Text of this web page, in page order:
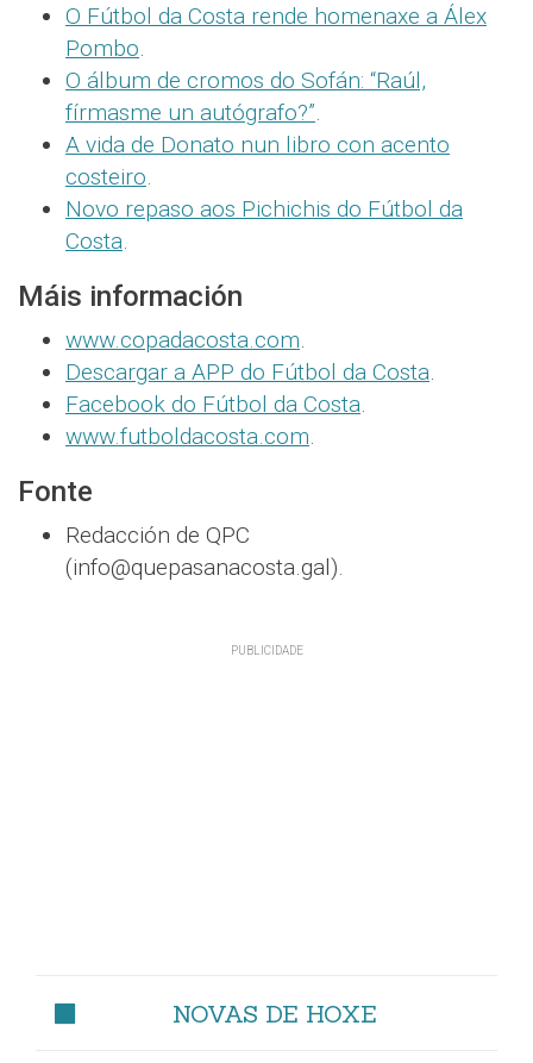
O Fútbol da Costa rende homenaxe a Álex
Pombo
O álbum de cromos do Sofán: “Raúl,
fírmasme un autógrafo?”
A vida de Donato nun libro con acento
costeiro
Novo repaso aos Pichichis do Fútbol da
Costa
Máis información
www.copadacosta.com
Descargar a APP do Fútbol da Costa
Facebook do Fútbol da Costa
www.futboldacosta.com
Fonte
Redacción de QPC
(info@quepasanacosta.gal).
NOVAS DE HOXE